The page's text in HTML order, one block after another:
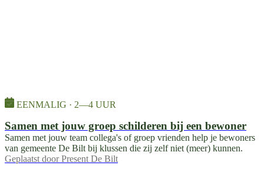
EENMALIG · 2—4 UUR
Samen met jouw groep schilderen bij een bewoner
Samen met jouw team collega's of groep vrienden help je bewoners
van gemeente De Bilt bij klussen die zij zelf niet (meer) kunnen.
Geplaatst door Present De Bilt